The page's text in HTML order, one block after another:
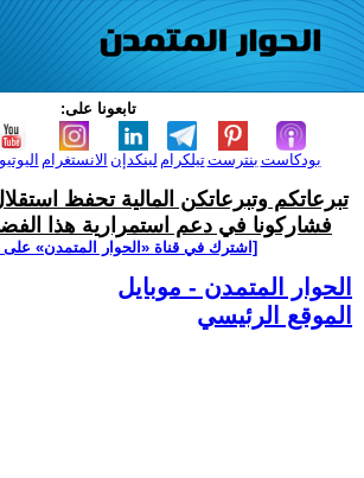
تابعونا على:
الانستغرام لينكدإن تيلكرامبنترست بودكاست
تبرعاتكم وتبرعاتكن المالية تحفظ
فشاركونا في دعم استمرارية هذا
[اشترك في قناة ‫«الحوار المتمدن» على
الحوار المتمدن - موبايل
الموقع الرئيسي